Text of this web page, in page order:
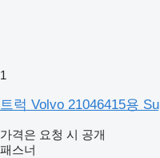
1
트럭 Volvo 21046415용
가격은 요청 시 공개
패스너